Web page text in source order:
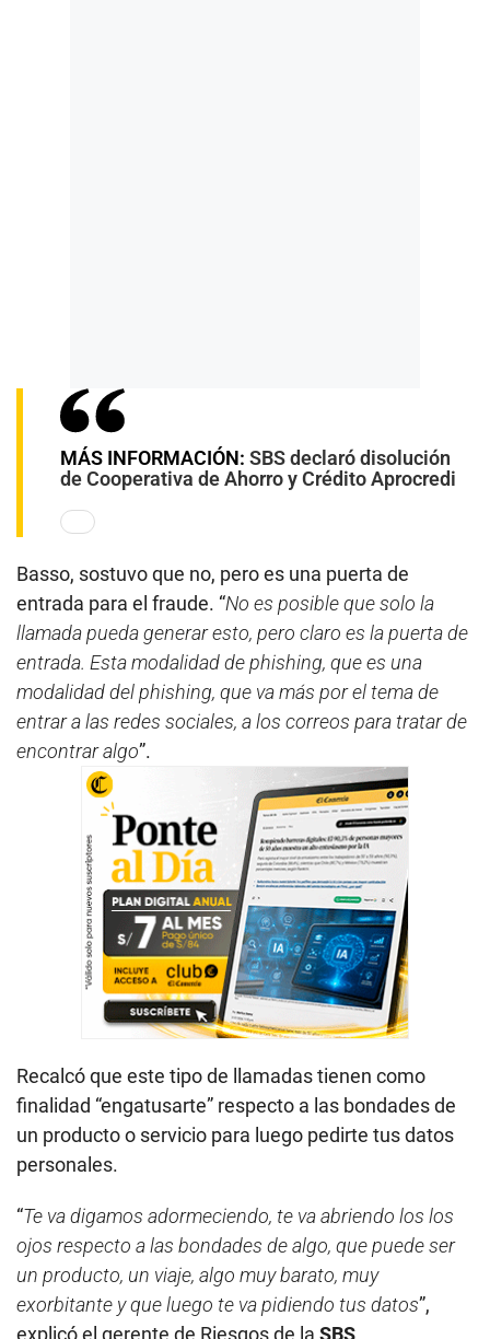
MÁS INFORMACIÓN: SBS declaró disolución
de Cooperativa de Ahorro y Crédito Aprocredi
Basso, sostuvo que no, pero es una puerta de
entrada para el fraude. “No es posible que solo la
llamada pueda generar esto, pero claro es la puerta de
entrada. Esta modalidad de phishing, que es una
modalidad del phishing, que va más por el tema de
entrar a las redes sociales, a los correos para tratar de
encontrar algo”.
Recalcó que este tipo de llamadas tienen como
finalidad “engatusarte” respecto a las bondades de
un producto o servicio para luego pedirte tus datos
personales.
“Te va digamos adormeciendo, te va abriendo los los
ojos respecto a las bondades de algo, que puede ser
un producto, un viaje, algo muy barato, muy
exorbitante y que luego te va pidiendo tus datos”,
explicó el gerente de Riesgos de la SBS